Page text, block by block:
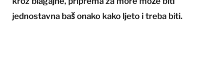
jednostavna baš onako kako ljeto i treba biti.